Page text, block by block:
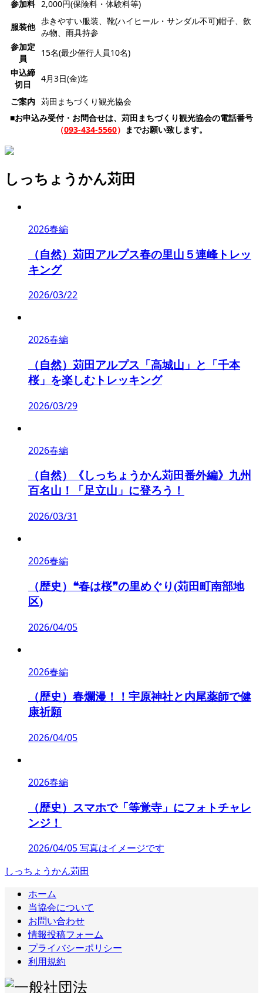
参加料 2,000円(保険料・体験料等)
服装他
歩きやすい服装、靴(ハイヒール・サンダル不可)帽子、飲
み物、雨具持参
参加定
員
15名(最少催行人員10名)
申込締
切日
4月3日(金)迄
ご案内 苅田まちづくり観光協会
■お申込み受付・お問合せは、苅田まちづくり観光協会の電話番号
（093-434-5560） までお願い致します。
しっちょうかん苅田
2026春編
（自然）苅田アルプス春の里山５連峰トレッ
キング
2026/03/22
2026春編
（自然）苅田アルプス「高城山」と「千本
桜」を楽しむトレッキング
2026/03/29
2026春編
（自然）《しっちょうかん苅田番外編》九州
百名山！「足立山」に登ろう！
2026/03/31
2026春編
（歴史）❝春は桜❞の里めぐり(苅田町南部地
区)
2026/04/05
2026春編
（歴史）春爛漫！！宇原神社と内尾薬師で健
康祈願
2026/04/05
2026春編
（歴史）スマホで「等覚寺」にフォトチャレ
ンジ！
2026/04/05 写真はイメージです
しっちょうかん苅田
ホーム
当協会について
お問い合わせ
情報投稿フォーム
プライバシーポリシー
利用規約